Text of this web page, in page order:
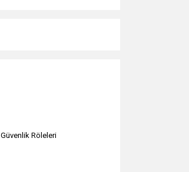
Güvenlik Röleleri